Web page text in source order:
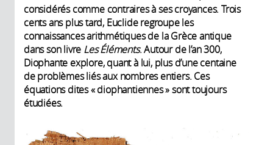
considérés comme contraires à ses croyances. Trois
cents ans plus tard, Euclide regroupe les
connaissances arithmétiques de la Grèce antique
dans son livre Les Éléments. Autour de l’an 300,
Diophante explore, quant à lui, plus d’une centaine
de problèmes liés aux nombres entiers. Ces
équations dites « diophantiennes » sont toujours
étudiées.